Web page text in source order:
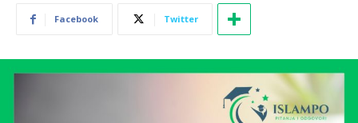
Facebook Twitter